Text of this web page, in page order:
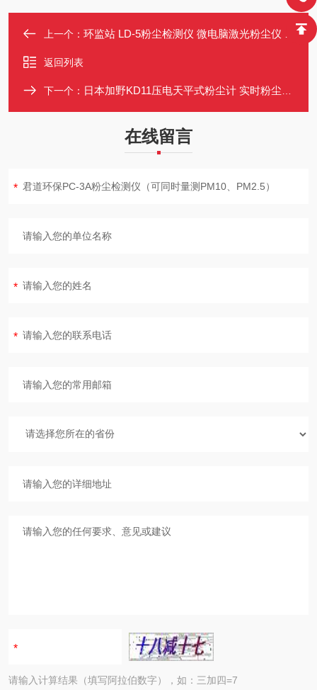
上一个： 环监站 LD-5粉尘检测仪 微电脑激光粉尘仪 支持PM1.0/PM2.5/PM10/TSP
返回列表
下一个： 日本加野KD11压电天平式粉尘计 实时粉尘浓度测试仪 PM10/PM2.5监测
在线留言
请输入计算结果（填写阿拉伯数字），如：三加四=7